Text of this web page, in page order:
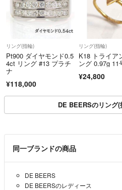
リング(指輪)
Pt900 ダイヤモンド0.5
4ct リング #13 プラチ
ナ
¥118,000
リング(指輪)
K18 トライア
ング 0.97g 11
¥24,800
DE BEERSのリング
同一ブランドの商品
DE BEERS
DE BEERSのレディース